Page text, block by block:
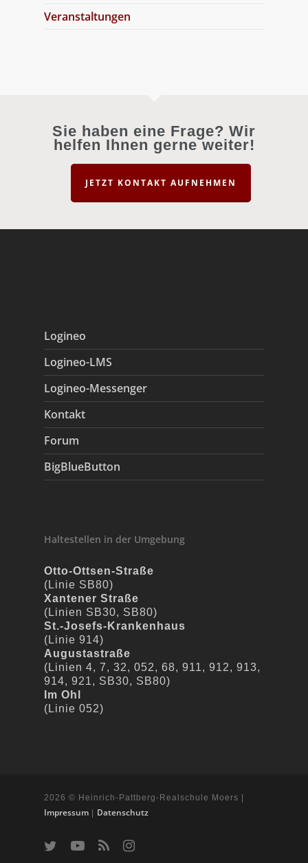
Veranstaltungen
Sie haben eine Frage? Wir
helfen Ihnen gerne weiter!
JETZT KONTAKT AUFNEHMEN
Logineo
Logineo-LMS
Logineo-Messenger
Kontakt
Forum
BigBlueButton
Haltestellen in der Umgebung
Otto-Ottsen-Straße
(Linie SB80)
Xantener Straße
(Linien SB30, SB80)
St.-Josefs-Krankenhaus
(Linie 914)
Augustastraße
(Linien 4, 7, 32, 052, 68, 911, 912, 913,
914, 921, SB30, SB80)
Im Ohl
(Linie 052)
2026 © Heinrich-Pattberg-Realschule Moers |
Impressum Datenschutz
t
y
R
i